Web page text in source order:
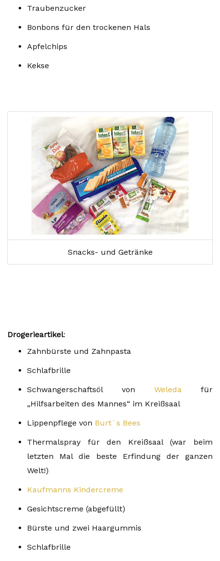
Traubenzucker
Bonbons für den trockenen Hals
Apfelchips
Kekse
Snacks- und Getränke
Drogerieartikel:
Zahnbürste und Zahnpasta
Schlafbrille
Schwangerschaftsöl von Weleda für
„Hilfsarbeiten des Mannes“ im Kreißsaal
Lippenpflege von Burt´s Bees
Thermalspray für den Kreißsaal (war beim
letzten Mal die beste Erfindung der ganzen
Welt!)
Kaufmanns Kindercreme
Gesichtscreme (abgefüllt)
Bürste und zwei Haargummis
Schlafbrille